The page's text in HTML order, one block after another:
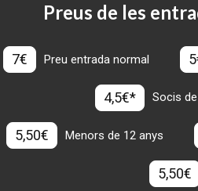
Preus de les
7€ Preu entrada normal
4,5€* Socis
5,50€ Menors de 12 anys
5,50€